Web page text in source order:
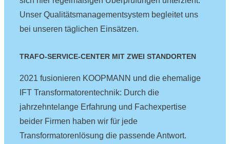
Unser Qualitätsmanagementsystem begleitet uns
bei unseren täglichen Einsätzen.
TRAFO-SERVICE-CENTER MIT ZWEI STANDORTEN
2021 fusionieren KOOPMANN und die ehemalige
IFT Transformatorentechnik: Durch die
jahrzehntelange Erfahrung und Fachexpertise
beider Firmen haben wir für jede
Transformatorenlösung die passende Antwort.